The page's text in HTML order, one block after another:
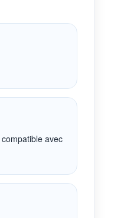
compatible avec